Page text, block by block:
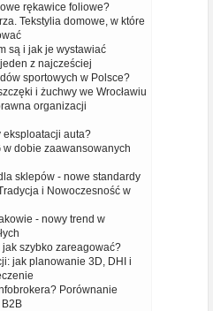
rękawice foliowe?
Tekstylia domowe, w które
są i jak je wystawiać
z najcześciej
sportowych w Polsce?
i żuchwy we Wrocławiu
organizacji
eksploatacji auta?
w dobie zaawansowanych
sklepów - nowe standardy
i Nowoczesność w
- nowy trend w
szybko zareagować?
jak planowanie 3D, DHI i
Porównanie